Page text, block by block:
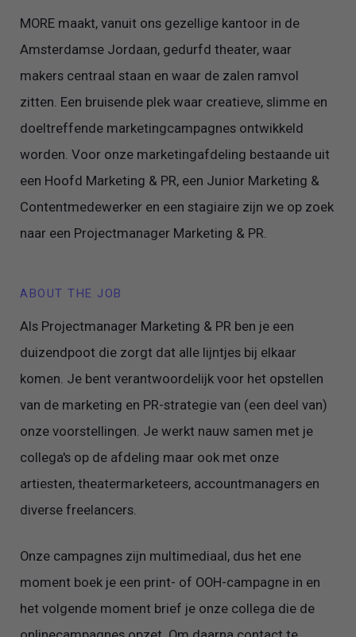
MORE maakt, vanuit ons gezellige kantoor in de
Amsterdamse Jordaan, gedurfd theater, waar
makers centraal staan en waar de zalen ramvol
zitten. Een bruisende plek waar creatieve, slimme en
doeltreffende marketingcampagnes ontwikkeld
worden. Voor onze marketingafdeling bestaande uit
een Hoofd Marketing & PR, een Junior Marketing &
Contentmedewerker en een stagiaire zijn we op zoek
naar een Projectmanager Marketing & PR.
ABOUT THE JOB
Als Projectmanager Marketing & PR ben je een
duizendpoot die zorgt dat alle lijntjes bij elkaar
komen. Je bent verantwoordelijk voor het opstellen
van de marketing en PR-strategie van (een deel van)
onze voorstellingen. Je werkt nauw samen met je
collega's op de afdeling maar ook met onze
artiesten, theatermarketeers, accountmanagers en
diverse freelancers.
Onze campagnes zijn multimediaal, dus het ene
moment boek je een print- of OOH-campagne in en
het volgende moment brief je onze collega die de